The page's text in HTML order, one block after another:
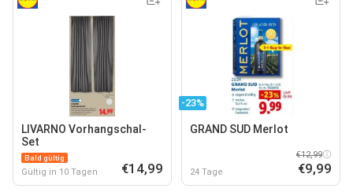
LIVARNO Vorhangschal-
Set
Bald gültig
Gültig in 10 Tagen €14,99
-23%
GRAND SUD Merlot
24 Tage
€12,99
€9,99